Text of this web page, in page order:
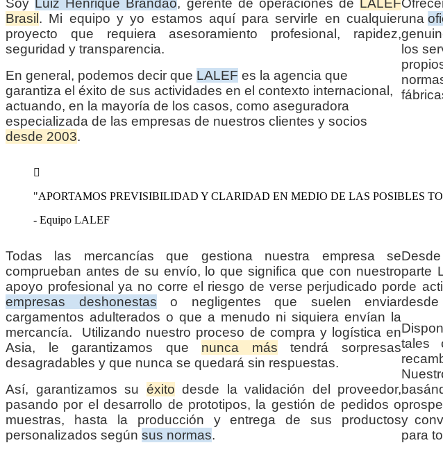
Soy Luiz Henrique Brandão, gerente de operaciones de LALEF
Brasil . Mi equipo y yo estamos aquí para servirle en cualquier
proyecto que requiera asesoramiento profesional, rapidez,
seguridad y transparencia.
En general, podemos decir que LALEF es la agencia que
garantiza el éxito de sus actividades en el contexto internacional,
actuando, en la mayoría de los casos, como aseguradora
especializada de las empresas de nuestros clientes y socios
desde 2003.
una
los
"APORTAMOS PREVISIBILIDAD Y CLARIDAD EN MEDIO DE LAS POSIBLES
- Equipo LALEF
Todas las mercancías que gestiona nuestra empresa se
comprueban antes de su envío, lo que significa que con nuestro
apoyo profesional ya no corre el riesgo de verse perjudicado por
empresas deshonestas o negligentes que suelen enviar
cargamentos adulterados o que a menudo ni siquiera envían la
mercancía. Utilizando nuestro proceso de compra y logística en
Asia, le garantizamos que nunca más tendrá sorpresas
desagradables y que nunca se quedará sin respuestas.
Así, garantizamos su éxito desde la validación del proveedor,
pasando por el desarrollo de prototipos, la gestión de pedidos o
muestras, hasta la producción y entrega de sus productos
personalizados según sus normas.
parte
de
desde
tales
y
para